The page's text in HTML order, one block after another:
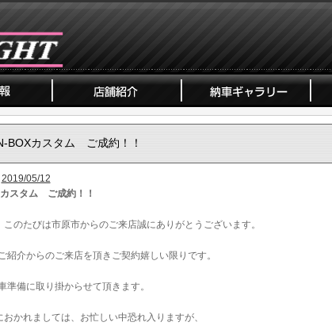
BOXカスタム ご成約！！
2019/05/12
スタム ご成約！！
このたびは市原市からのご来店誠にありがとうございます。
紹介からのご来店を頂きご契約嬉しい限りです。
準備に取り掛からせて頂きます。
おかれましては、お忙しい中恐れ入りますが、